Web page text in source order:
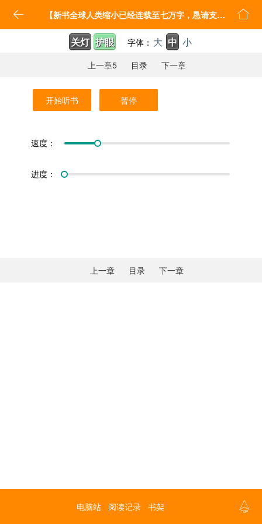
 【新书全球人类缩小已经连载至七万字，恳请支持】 我真没想当救世主啊 
关灯 护眼 字体： 大 中 小
上一章5 目录 下一章
开始听书 暂停
速度：
进度：
上一章 目录 下一章
电脑站 阅读记录 书架 